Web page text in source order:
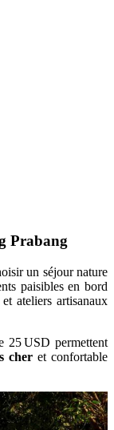
Prabang
un séjour nature
paisibles en bord
ateliers artisanaux
25 USD permettent
cher et confortable